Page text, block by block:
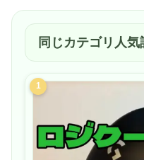
同じカテゴリ人気
1